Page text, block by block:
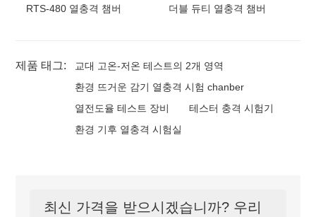
RTS-480 열충격 챔버 더블 듀티 열충격 챔버
제품 태그:
교대 고온-저온 테스트의 2개 영역
환경 뜨거운 감기 열충격 시험 chanber
열전도율 테스트 장비
테스터 충격 시험기
환경 기후 열충격 시험실
최신 가격을 받으시겠습니까? 우리